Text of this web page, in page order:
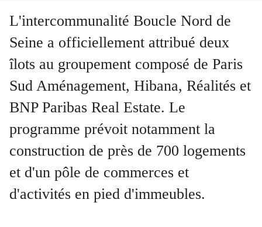
L'intercommunalité Boucle Nord de
Seine a officiellement attribué deux
îlots au groupement composé de Paris
Sud Aménagement, Hibana, Réalités et
BNP Paribas Real Estate. Le
programme prévoit notamment la
construction de près de 700 logements
et d'un pôle de commerces et
d'activités en pied d'immeubles.